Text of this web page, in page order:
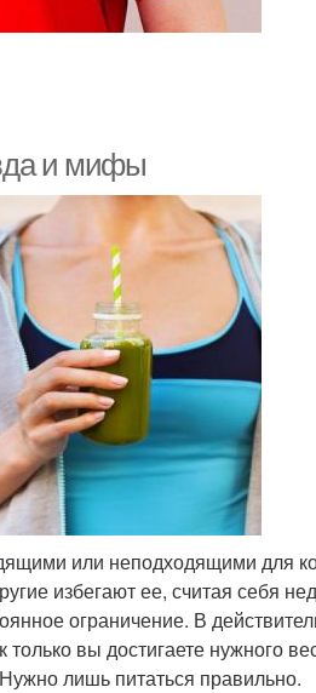
и мифы
или неподходящими для
избегают ее, считая себя
ограничение. В
вы достигаете нужного
лишь питаться правильно.